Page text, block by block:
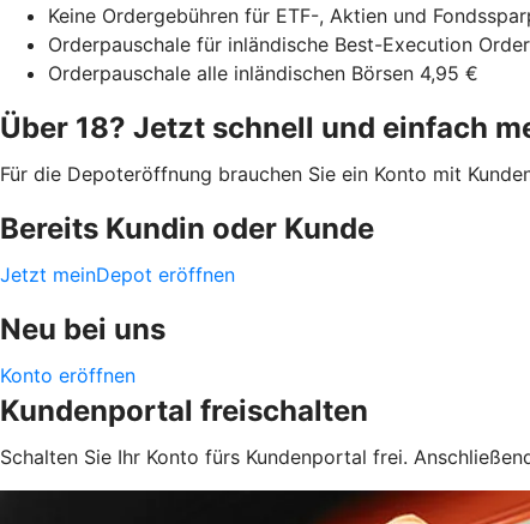
Keine Ordergebühren für ETF-, Aktien und
Orderpauschale für inländische Best-Execution
Orderpauschale alle inländischen Börsen 4,95 €
Über 18? Jetzt schnell und einfach
Für die Depoteröffnung brauchen Sie ein Konto mit
Bereits Kundin oder Kunde
Jetzt meinDepot eröffnen
Neu bei uns
Konto eröffnen
Kundenportal freischalten
Schalten Sie Ihr Konto fürs Kundenportal frei.